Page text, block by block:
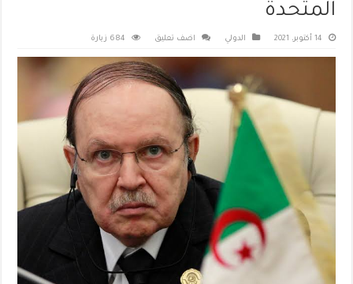
المتحدة
14 أكتوبر، 2021 الدولي اضف تعليق 684 زيارة